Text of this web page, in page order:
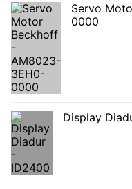
Servo
0000
Display